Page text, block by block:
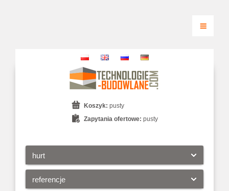
hurt
referencje
Koszyk: pusty
Zapytania ofertowe: pusty